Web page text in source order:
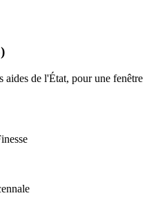
aides de l'État, pour une fenêtre